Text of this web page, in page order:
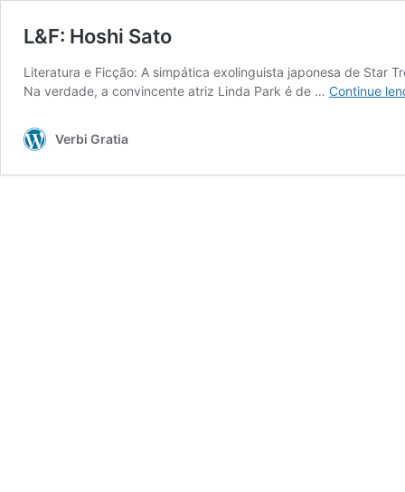
L&F: Hoshi Sato
Literatura e Ficção: A simpática exolinguista japonesa de Star
Na verdade, a convincente atriz Linda Park é de … Continue
Verbi Gratia